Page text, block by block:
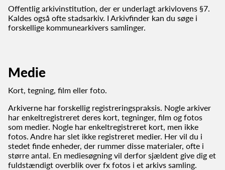
Offentlig arkivinstitution, der er underlagt arkivlovens §7.
Kaldes også ofte stadsarkiv. I Arkivfinder kan du søge i
forskellige kommunearkivers samlinger.
Medie
Kort, tegning, film eller foto.
Arkiverne har forskellig registreringspraksis. Nogle arkiver
har enkeltregistreret deres kort, tegninger, film og fotos
som medier. Nogle har enkeltregistreret kort, men ikke
fotos. Andre har slet ikke registreret medier. Her vil du i
stedet finde enheder, der rummer disse materialer, ofte i
større antal. En mediesøgning vil derfor sjældent give dig et
fuldstændigt overblik over fx fotos i et arkivs samling.